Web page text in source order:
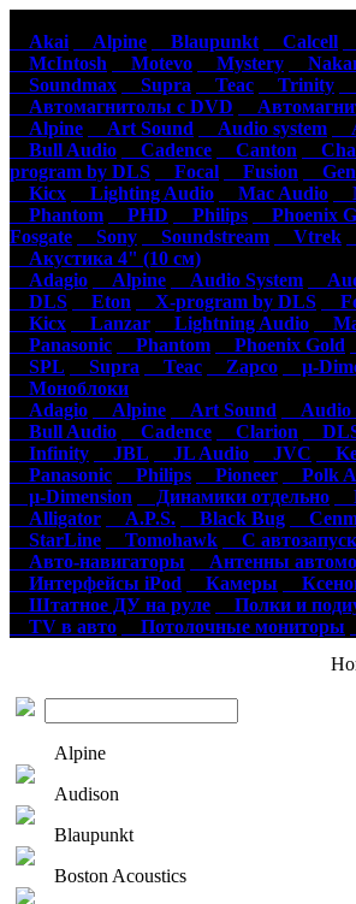
Akai
Alpine Blaupunkt Calcell
McIntosh
Motevo Mystery
Soundmax
Supra Teac Trinity
Автомагнитолы с DVD
Alpine
Art Sound Audio system
Bull Audio
Cadence Canton
program by DLS
Focal Fusion
Kicx
Lighting Audio Mac Audio
Phantom
PHD Philips Phoenix
Fosgate
Sony Soundstream Vtrek
Акустика 4" (10 см)
Adagio
Alpine Audio System
DLS
Eton X-program by DLS
Kicx
Lanzar Lightning Audio
Panasonic
Phantom Phoenix Gold
SPL
Supra Teac Zapco µ-
Моноблоки
Adagio
Alpine Art Sound Audio
Bull Audio
Cadence Clarion
Infinity
JBL JL Audio JVC
Panasonic
Philips Pioneer Polk
µ-Dimension
Динамики отдельно
Alligator
A.P.S. Black Bug
StarLine
Tomohawk С
Авто-навигаторы
Антенны
Интерфейсы iPod
Камеры
Штатное ДУ на руле
Полки и
TV в авто
Потолочные мониторы
Alpine
Audison
Blaupunkt
Boston Acoustics